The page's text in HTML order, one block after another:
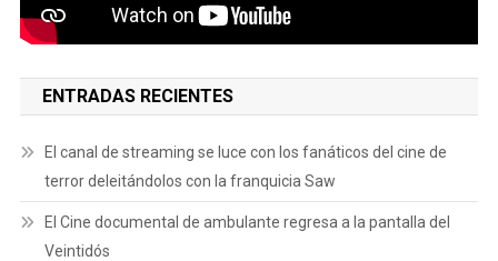
ENTRADAS RECIENTES
El canal de streaming se luce con los fanáticos del cine de
terror deleitándolos con la franquicia Saw
El Cine documental de ambulante regresa a la pantalla del
Veintidós